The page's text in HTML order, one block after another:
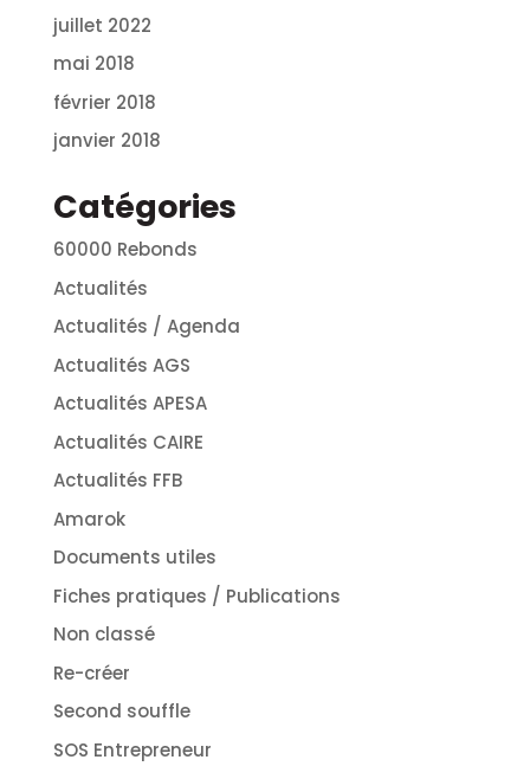
juillet 2022
mai 2018
février 2018
janvier 2018
Catégories
60000 Rebonds
Actualités
Actualités / Agenda
Actualités AGS
Actualités APESA
Actualités CAIRE
Actualités FFB
Amarok
Documents utiles
Fiches pratiques / Publications
Non classé
Re-créer
Second souffle
SOS Entrepreneur